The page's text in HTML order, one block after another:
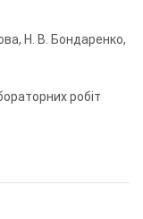
Н. В. Бондаренко,
робіт